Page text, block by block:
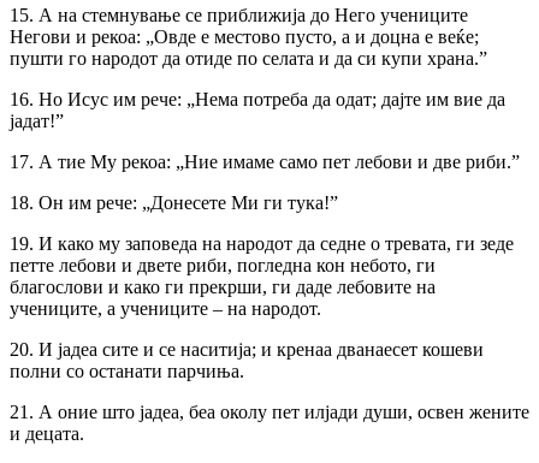
15. А на стемнување се приближија до Него учениците
Негови и рекоа: „Овде е местово пусто, а и доцна е веќе;
пушти го народот да отиде по селата и да си купи храна.”
16. Но Исус им рече: „Нема потреба да одат; дајте им вие да
јадат!”
17. А тие Му рекоа: „Ние имаме само пет лебови и две риби.”
18. Он им рече: „Донесете Ми ги тука!”
19. И како му заповеда на народот да седне о тревата, ги зеде
петте лебови и двете риби, погледна кон небото, ги
благослови и како ги прекрши, ги даде лебовите на
учениците, а учениците – на народот.
20. И јадеа сите и се наситија; и кренаа дванаесет кошеви
полни со останати парчиња.
21. А оние што јадеа, беа околу пет илјади души, освен жените
и децата.